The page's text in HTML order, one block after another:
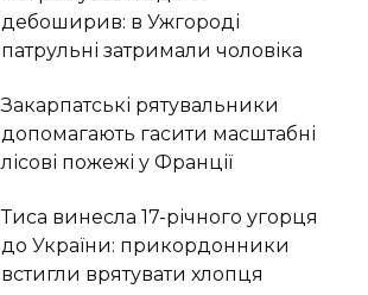
дебоширив: в Ужгороді
патрульні затримали чоловіка
Закарпатські рятувальники
допомагають гасити масштабні
лісові пожежі у Франції
Тиса винесла 17-річного угорця
до України: прикордонники
встигли врятувати хлопця